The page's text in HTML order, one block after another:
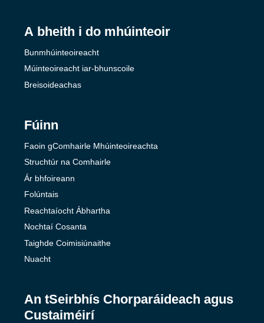
A bheith i do mhúinteoir
Bunmhúinteoireacht
Múinteoireacht iar-bhunscoile
Breisoideachas
Fúinn
Faoin gComhairle Mhúinteoireachta
Struchtúr na Comhairle
Ár bhfoireann
Folúntais
Reachtaíocht Ábhartha
Nochtaí Cosanta
Taighde Coimisiúnaithe
Nuacht
An tSeirbhís Chorparáideach agus
Custaiméirí